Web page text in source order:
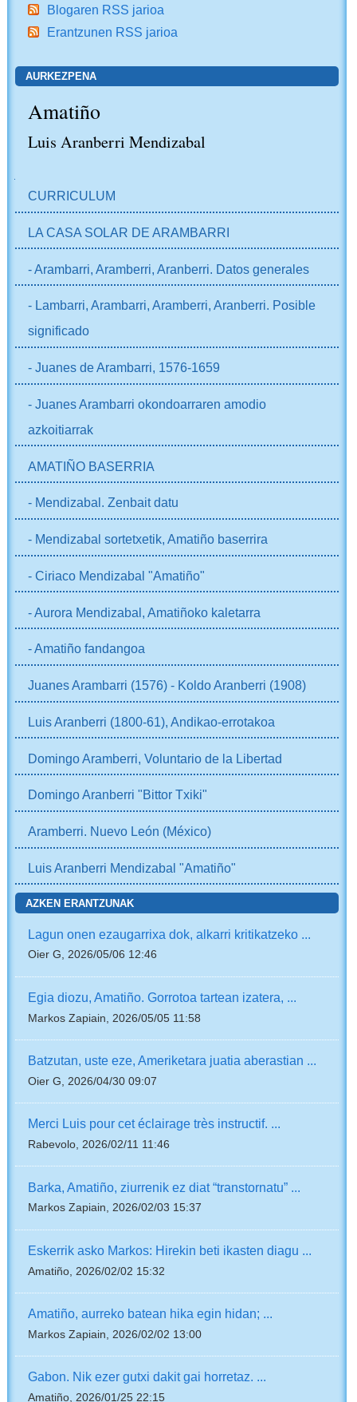
Blogaren RSS jarioa
Erantzunen RSS jarioa
AURKEZPENA
Amatiño
Luis Aranberri Mendizabal
CURRICULUM
LA CASA SOLAR DE ARAMBARRI
- Arambarri, Aramberri, Aranberri. Datos generales
- Lambarri, Arambarri, Aramberri, Aranberri. Posible
significado
- Juanes de Arambarri, 1576-1659
- Juanes Arambarri okondoarraren amodio
azkoitiarrak
AMATIÑO BASERRIA
- Mendizabal. Zenbait datu
- Mendizabal sortetxetik, Amatiño baserrira
- Ciriaco Mendizabal "Amatiño"
- Aurora Mendizabal, Amatiñoko kaletarra
- Amatiño fandangoa
Juanes Arambarri (1576) - Koldo Aranberri (1908)
Luis Aranberri (1800-61), Andikao-errotakoa
Domingo Aramberri, Voluntario de la Libertad
Domingo Aranberri "Bittor Txiki"
Aramberri. Nuevo León (México)
Luis Aranberri Mendizabal "Amatiño"
AZKEN ERANTZUNAK
Lagun onen ezaugarrixa dok, alkarri kritikatzeko ...
Oier G, 2026/05/06 12:46
Egia diozu, Amatiño. Gorrotoa tartean izatera, ...
Markos Zapiain, 2026/05/05 11:58
Batzutan, uste eze, Ameriketara juatia aberastian ...
Oier G, 2026/04/30 09:07
Merci Luis pour cet éclairage très instructif. ...
Rabevolo, 2026/02/11 11:46
Barka, Amatiño, ziurrenik ez diat “transtornatu” ...
Markos Zapiain, 2026/02/03 15:37
Eskerrik asko Markos: Hirekin beti ikasten diagu ...
Amatiño, 2026/02/02 15:32
Amatiño, aurreko batean hika egin hidan; ...
Markos Zapiain, 2026/02/02 13:00
Gabon. Nik ezer gutxi dakit gai horretaz. ...
Amatiño, 2026/01/25 22:15